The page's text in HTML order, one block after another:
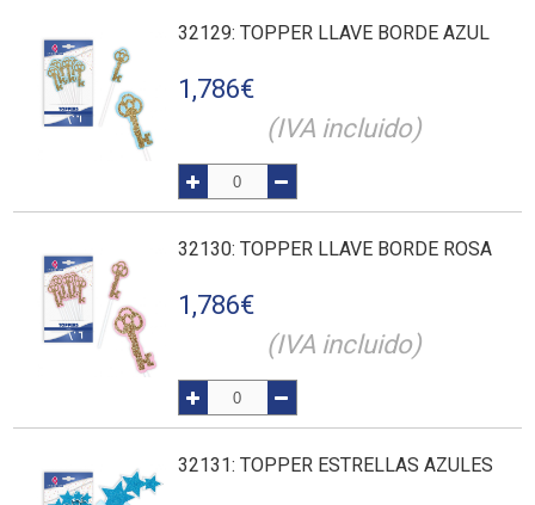
32129: TOPPER LLAVE BORDE AZUL
1,786€
(IVA incluido)
32130: TOPPER LLAVE BORDE ROSA
1,786€
(IVA incluido)
32131: TOPPER ESTRELLAS AZULES